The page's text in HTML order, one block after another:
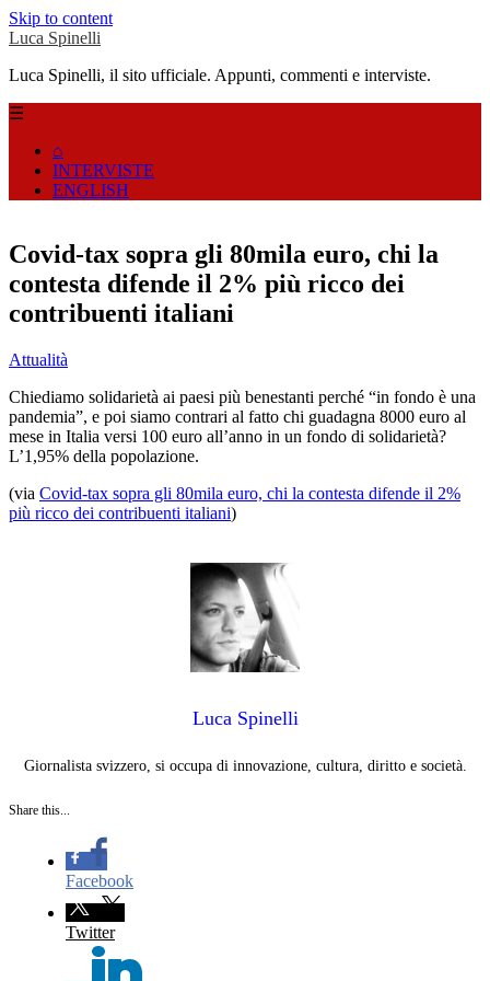
Skip to content
Luca Spinelli
Luca Spinelli, il sito ufficiale. Appunti, commenti e interviste.
☰
⌂
INTERVISTE
ENGLISH
Covid-tax sopra gli 80mila euro, chi la
contesta difende il 2% più ricco dei
contribuenti italiani
Attualità
Chiediamo solidarietà ai paesi più benestanti perché “in fondo è una
pandemia”, e poi siamo contrari al fatto chi guadagna 8000 euro al
mese in Italia versi 100 euro all’anno in un fondo di solidarietà?
L’1,95% della popolazione.
(via Covid-tax sopra gli 80mila euro, chi la contesta difende il 2%
più ricco dei contribuenti italiani)
Luca‎ Spinelli
Giornalista svizzero, si occupa di innovazione, cultura, diritto e società.
Share this...
Facebook
Twitter